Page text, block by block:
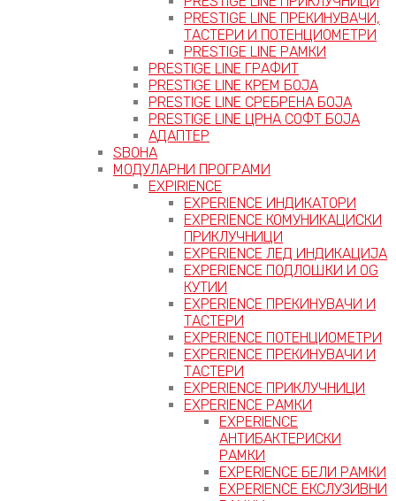
PRESTIGE LINE ПРЕКИНУВАЧИ,
ТАСТЕРИ И ПОТЕНЦИОМЕТРИ
PRESTIGE LINE РАМКИ
PRESTIGE LINE ГРАФИТ
PRESTIGE LINE КРЕМ БОЈА
PRESTIGE LINE СРЕБРЕНА БОЈА
PRESTIGE LINE ЦРНА СОФТ БОЈА
АДАПТЕР
ЅВОНА
МОДУЛАРНИ ПРОГРАМИ
EXPIRIENCE
EXPERIENCE ИНДИКАТОРИ
EXPERIENCE КОМУНИКАЦИСКИ
ПРИКЛУЧНИЦИ
EXPERIENCE ЛЕД ИНДИКАЦИЈА
EXPERIENCE ПОДЛОШКИ И OG
КУТИИ
EXPERIENCE ПРЕКИНУВАЧИ И
ТАСТЕРИ
EXPERIENCE ПОТЕНЦИОМЕТРИ
EXPERIENCE ПРЕКИНУВАЧИ И
ТАСТЕРИ
EXPERIENCE ПРИКЛУЧНИЦИ
EXPERIENCE РАМКИ
EXPERIENCE
АНТИБАКТЕРИСКИ
РАМКИ
EXPERIENCE БЕЛИ РАМКИ
EXPERIENCE ЕКСЛУЗИВНИ